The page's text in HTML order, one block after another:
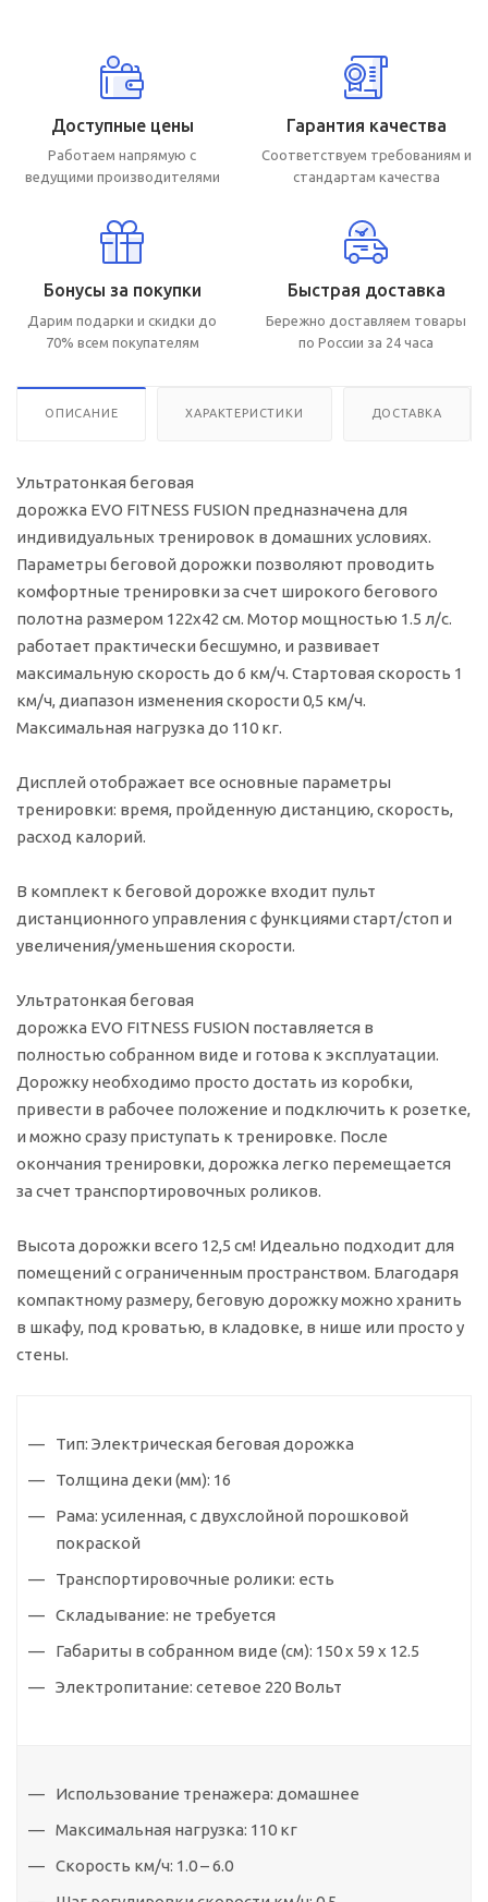
Доступные цены
Работаем напрямую с
ведущими производителями
Гарантия качества
Соответствуем требованиям и
стандартам качества
Бонусы за покупки
Дарим подарки и скидки до
70% всем покупателям
Быстрая доставка
Бережно доставляем товары
по России за 24 часа
ОПИСАНИЕ ХАРАКТЕРИСТИКИ ДОСТАВКА
Ультратонкая беговая
дорожка EVO FITNESS FUSION предназначена для
индивидуальных тренировок в домашних условиях.
Параметры беговой дорожки позволяют проводить
комфортные тренировки за счет широкого бегового
полотна размером 122х42 см. Мотор мощностью 1.5 л/с.
работает практически бесшумно, и развивает
максимальную скорость до 6 км/ч. Стартовая скорость 1
км/ч, диапазон изменения скорости 0,5 км/ч.
Максимальная нагрузка до 110 кг.
Дисплей отображает все основные параметры
тренировки: время, пройденную дистанцию, скорость,
расход калорий.
В комплект к беговой дорожке входит пульт
дистанционного управления с функциями старт/стоп и
увеличения/уменьшения скорости.
Ультратонкая беговая
дорожка EVO FITNESS FUSION поставляется в
полностью собранном виде и готова к эксплуатации.
Дорожку необходимо просто достать из коробки,
привести в рабочее положение и подключить к розетке,
и можно сразу приступать к тренировке. После
окончания тренировки, дорожка легко перемещается
за счет транспортировочных роликов.
Высота дорожки всего 12,5 см! Идеально подходит для
помещений с ограниченным пространством. Благодаря
компактному размеру, беговую дорожку можно хранить
в шкафу, под кроватью, в кладовке, в нише или просто у
стены.
Тип: Электрическая беговая дорожка
Толщина деки (мм): 16
Рама: усиленная, с двухслойной порошковой
покраской
Транспортировочные ролики: есть
Складывание: не требуется
Габариты в собранном виде (см): 150 х 59 х 12.5
Электропитание: сетевое 220 Вольт
Использование тренажера: домашнее
Максимальная нагрузка: 110 кг
Скорость км/ч: 1.0 – 6.0